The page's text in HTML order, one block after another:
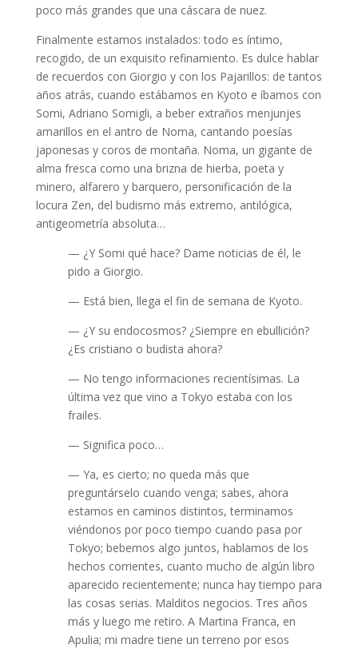
poco más grandes que una cáscara de nuez.
Finalmente estamos instalados: todo es íntimo,
recogido, de un exquisito refinamiento. Es dulce hablar
de recuerdos con Giorgio y con los Pajarillos: de tantos
años atrás, cuando estábamos en Kyoto e íbamos con
Somi, Adriano Somigli, a beber extraños menjunjes
amarillos en el antro de Noma, cantando poesías
japonesas y coros de montaña. Noma, un gigante de
alma fresca como una brizna de hierba, poeta y
minero, alfarero y barquero, personificación de la
locura Zen, del budismo más extremo, antilógica,
antigeometría absoluta…
— ¿Y Somi qué hace? Dame noticias de él, le
pido a Giorgio.
— Está bien, llega el fin de semana de Kyoto.
— ¿Y su endocosmos? ¿Siempre en ebullición?
¿Es cristiano o budista ahora?
— No tengo informaciones recientísimas. La
última vez que vino a Tokyo estaba con los
frailes.
— Significa poco…
— Ya, es cierto; no queda más que
preguntárselo cuando venga; sabes, ahora
estamos en caminos distintos, terminamos
viéndonos por poco tiempo cuando pasa por
Tokyo; bebemos algo juntos, hablamos de los
hechos corrientes, cuanto mucho de algún libro
aparecido recientemente; nunca hay tiempo para
las cosas serias. Malditos negocios. Tres años
más y luego me retiro. A Martina Franca, en
Apulia; mi madre tiene un terreno por esos